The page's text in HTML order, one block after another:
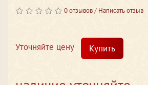
0 отзывов/ Написать отзыв
Уточняйте цену Купить